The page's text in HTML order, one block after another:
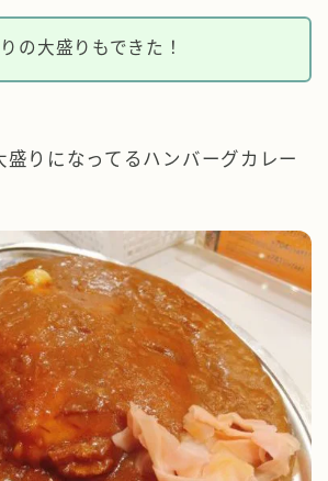
の大盛りもできた！
盛りになってるハンバーグカレー